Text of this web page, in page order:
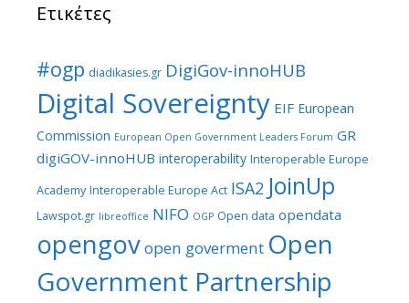
Ετικέτες
#ogp diadikasies.gr DigiGov-innoHUB
Digital Sovereignty EIF European
Commission European Open Government Leaders Forum GR
digiGOV-innoHUB interoperability Interoperable Europe
Academy Interoperable Europe Act ISA2 JoinUp
Lawspot.gr libreoffice NIFO OGP Open data opendata
opengovopen goverment Open
Government Partnership